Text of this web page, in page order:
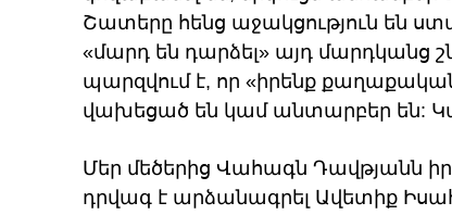
Շատերը հենց աջակցություն են
«մարդ են դարձել» այդ մարդկանց
պարզվում է, որ «իրենք
վախեցած են կամ անտարբեր են:
Մեր մեծերից Վահագն Դավթյանն
դրվագ է արձանագրել Ավետիք